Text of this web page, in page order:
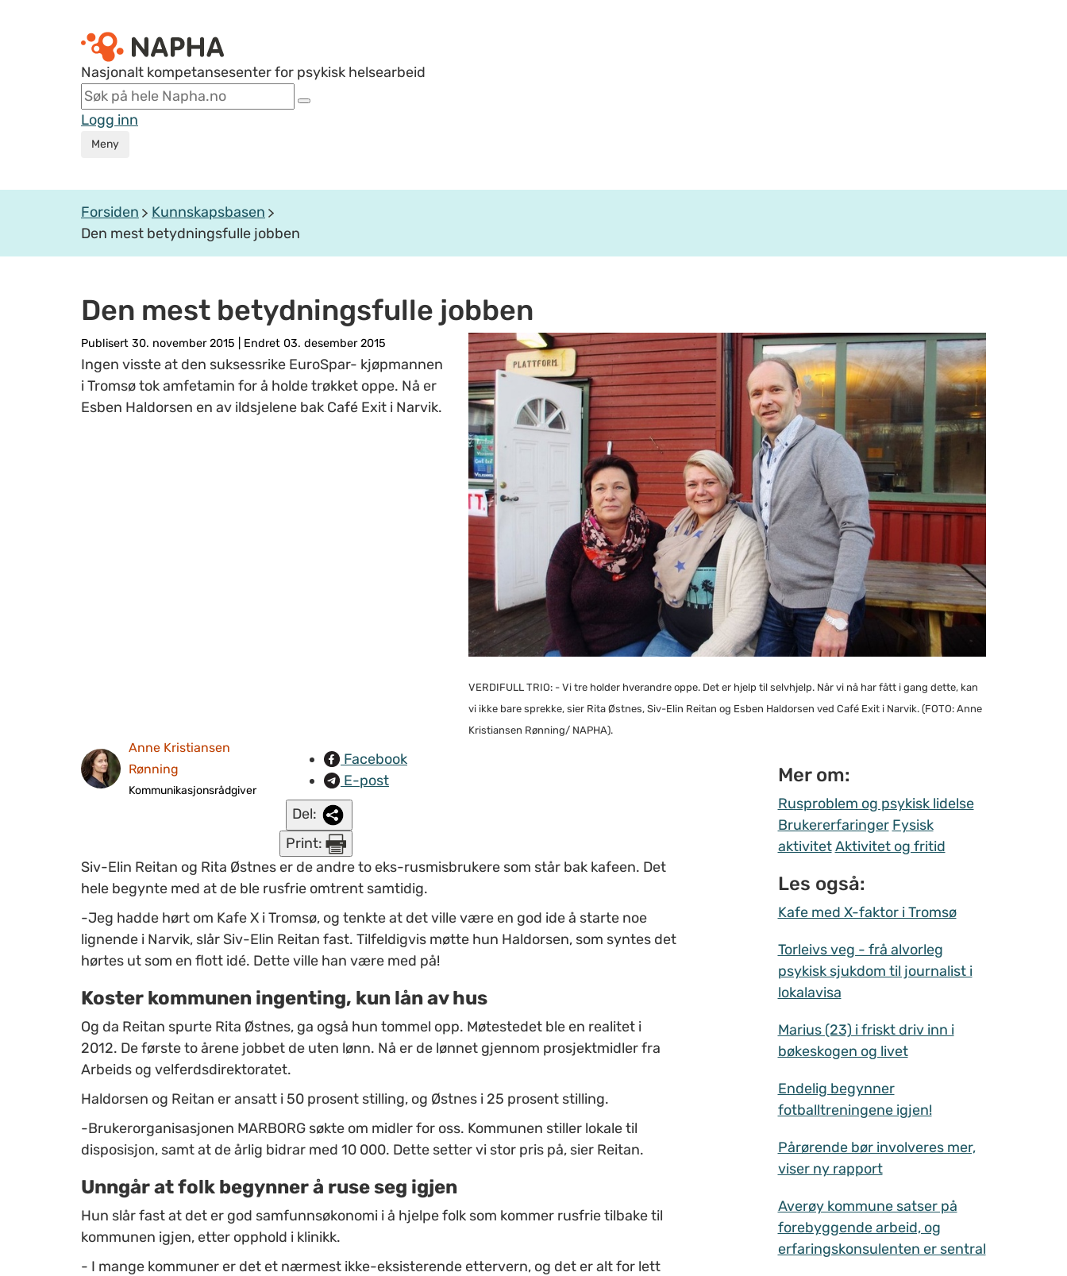
Nasjonalt kompetansesenter for psykisk helsearbeid
Logg inn
Meny
Forsiden
Kunnskapsbasen
Den mest betydningsfulle jobben
Den mest betydningsfulle jobben
Publisert 30. november 2015 Endret 03. desember 2015
Ingen visste at den suksessrike EuroSpar- kjøpmannen
i Tromsø tok amfetamin for å holde trøkket oppe. Nå er
Esben Haldorsen en av ildsjelene bak Café Exit i Narvik.
VERDIFULL TRIO: - Vi tre holder hverandre oppe. Det er hjelp til selvhjelp. Når vi nå har fått i gang dette, kan
vi ikke bare sprekke, sier Rita Østnes, Siv-Elin Reitan og Esben Haldorsen ved Café Exit i Narvik. (FOTO: Anne
Kristiansen Rønning/ NAPHA).
Anne Kristiansen
Rønning
Kommunikasjonsrådgiver
Facebook
E-post
Del:
Print:
Siv-Elin Reitan og Rita Østnes er de andre to eks-rusmisbrukere som står bak kafeen. Det
hele begynte med at de ble rusfrie omtrent samtidig.
-Jeg hadde hørt om Kafe X i Tromsø, og tenkte at det ville være en god ide å starte noe
lignende i Narvik, slår Siv-Elin Reitan fast. Tilfeldigvis møtte hun Haldorsen, som syntes det
hørtes ut som en flott idé. Dette ville han være med på!
Koster kommunen ingenting, kun lån av hus
Og da Reitan spurte Rita Østnes, ga også hun tommel opp. Møtestedet ble en realitet i
2012. De første to årene jobbet de uten lønn. Nå er de lønnet gjennom prosjektmidler fra
Arbeids og velferdsdirektoratet.
Haldorsen og Reitan er ansatt i 50 prosent stilling, og Østnes i 25 prosent stilling.
-Brukerorganisasjonen MARBORG søkte om midler for oss. Kommunen stiller lokale til
disposisjon, samt at de årlig bidrar med 10 000. Dette setter vi stor pris på, sier Reitan.
Unngår at folk begynner å ruse seg igjen
Hun slår fast at det er god samfunnsøkonomi i å hjelpe folk som kommer rusfrie tilbake til
kommunen igjen, etter opphold i klinikk.
- I mange kommuner er det et nærmest ikke-eksisterende ettervern, og det er alt for lett
Mer om:
Rusproblem og psykisk lidelse
Brukererfaringer Fysisk
aktivitet Aktivitet og fritid
Les også:
Kafe med X-faktor i Tromsø
Torleivs veg - frå alvorleg
psykisk sjukdom til journalist i
lokalavisa
Marius (23) i friskt driv inn i
bøkeskogen og livet
Endelig begynner
fotballtreningene igjen!
Pårørende bør involveres mer,
viser ny rapport
Averøy kommune satser på
forebyggende arbeid, og
erfaringskonsulenten er sentral